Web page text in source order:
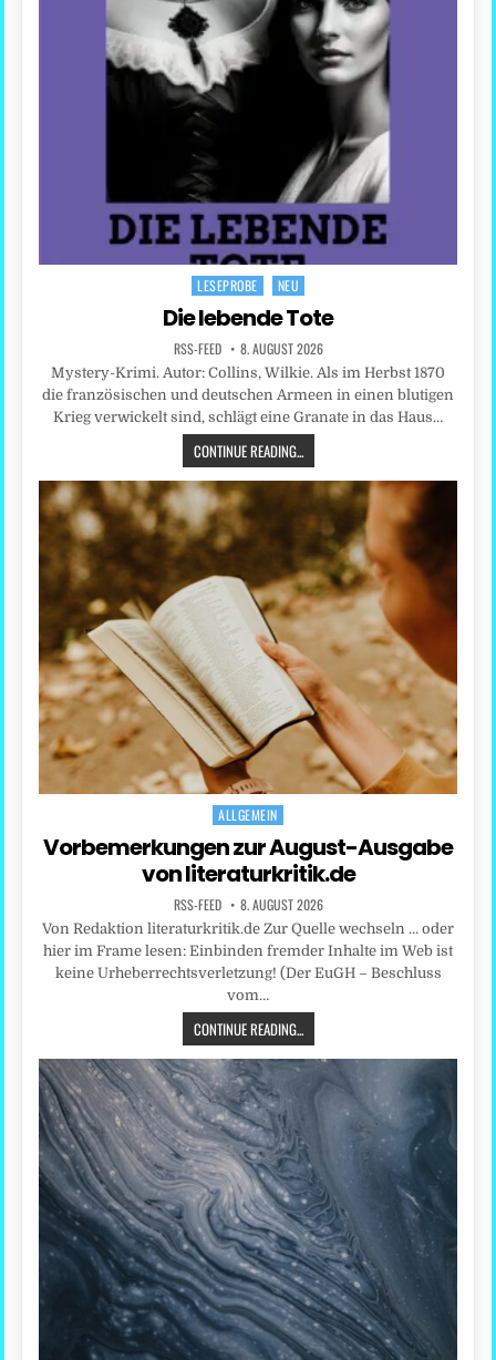
Posted
in
LESEPROBE NEU
Die lebende Tote
RSS-FEED 8. AUGUST 2026
Mystery-Krimi. Autor: Collins, Wilkie. Als im Herbst 1870
die französischen und deutschen Armeen in einen blutigen
Krieg verwickelt sind, schlägt eine Granate in das Haus…
CONTINUE READING...
Posted
ALLGEMEIN
Vorbemerkungen zur August-Ausgabe
von literaturkritik.de
RSS-FEED 8. AUGUST 2026
Von Redaktion literaturkritik.de Zur Quelle wechseln … oder
hier im Frame lesen: Einbinden fremder Inhalte im Web ist
keine Urheberrechtsverletzung! (Der EuGH – Beschluss
vom…
CONTINUE READING...